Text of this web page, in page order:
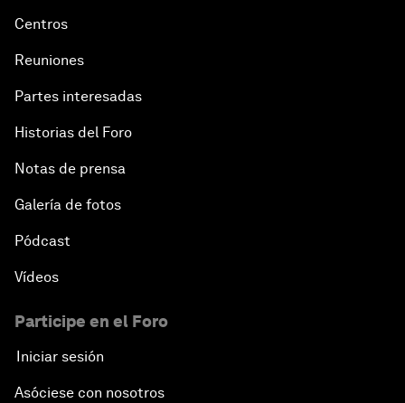
Centros
Reuniones
Partes interesadas
Historias del Foro
Notas de prensa
Galería de fotos
Pódcast
Vídeos
Participe en el Foro
Iniciar sesión
Asóciese con nosotros